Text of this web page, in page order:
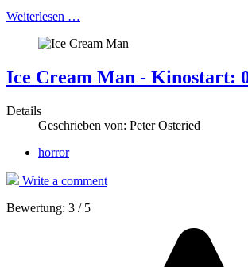
Weiterlesen …
Ice Cream Man - Kinostart:
Details
Geschrieben von: Peter Osteried
horror
Write a comment
Bewertung: 3 / 5